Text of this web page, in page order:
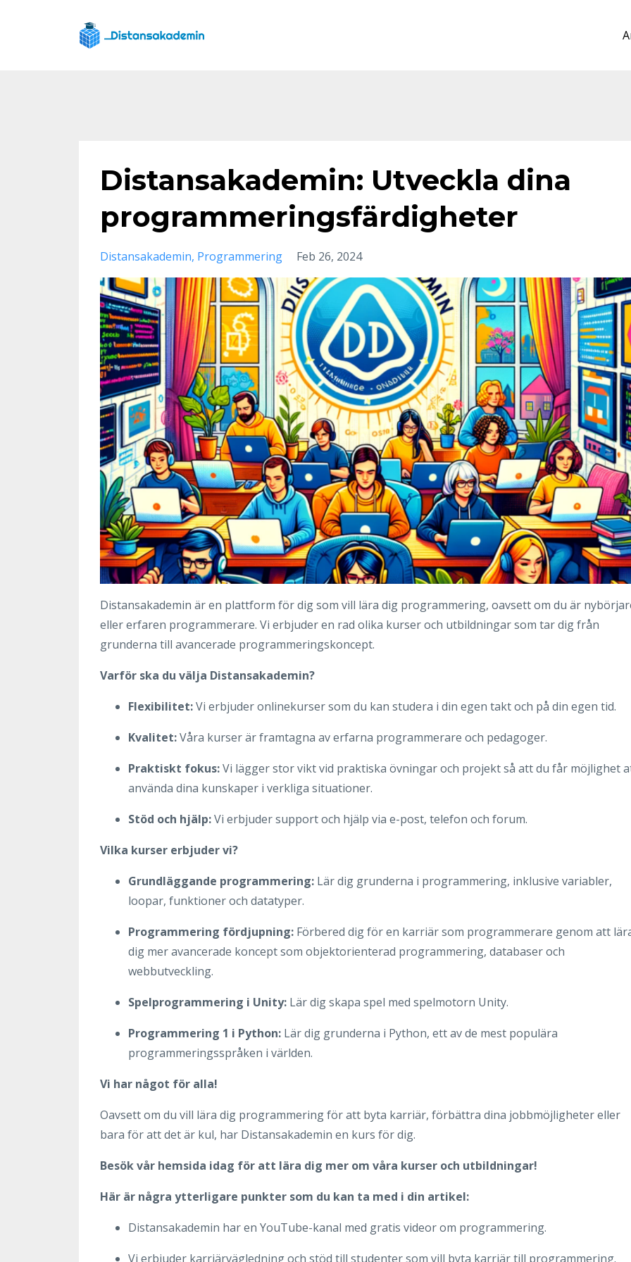
Distansakademin: Utveckla dina
programmeringsfärdigheter
Distansakademin Programmering Feb 26, 2024
Distansakademin är en plattform för dig som vill lära dig programmering, oavsett om du är
eller erfaren programmerare. Vi erbjuder en rad olika kurser och utbildningar som tar dig från
grunderna till avancerade programmeringskoncept.
Varför ska du välja Distansakademin?
Flexibilitet:Vi erbjuder onlinekurser som du kan studera i din egen takt och på din egen tid.
Kvalitet:Våra kurser är framtagna av erfarna programmerare och pedagoger.
Praktiskt fokus:Vi lägger stor vikt vid praktiska övningar och projekt så att du får möjlighet
använda dina kunskaper i verkliga situationer.
Stöd och hjälp:Vi erbjuder support och hjälp via e-post, telefon och forum.
Vilka kurser erbjuder vi?
Grundläggande programmering: Lär dig grunderna i programmering, inklusive variabler,
loopar, funktioner och datatyper.
Programmering fördjupning: Förbered dig för en karriär som programmerare genom att
dig mer avancerade koncept som objektorienterad programmering, databaser och
webbutveckling.
Spelprogrammering i Unity: Lär dig skapa spel med spelmotorn Unity.
Programmering 1 i Python: Lär dig grunderna i Python, ett av de mest populära
programmeringsspråken i världen.
Vi har något för alla!
Oavsett om du vill lära dig programmering för att byta karriär, förbättra dina jobbmöjligheter eller
bara för att det är kul, har Distansakademin en kurs för dig.
Besök vår hemsida idag för att lära dig mer om våra kurser och utbildningar!
Här är några ytterligare punkter som du kan ta med i din artikel:
Distansakademin har en YouTube-kanal med gratis videor om programmering.
Vi erbjuder karriärvägledning och stöd till studenter som vill byta karriär till programmering.